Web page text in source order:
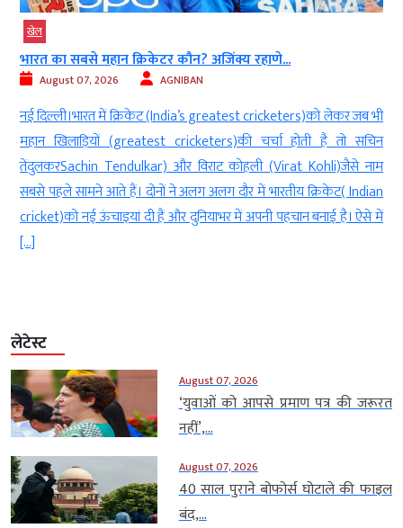
खेल
भारत का सबसे महान क्रिकेटर कौन? अजिंक्य रहाणे...
August 07, 2026 AGNIBAN
नई दिल्ली।भारत में क्रिकेट (India’s greatest cricketers)को लेकर जब भी
महान खिलाड़ियों (greatest cricketers)की चर्चा होती है तो सचिन
तेंदुलकरSachin Tendulkar) और विराट कोहली (Virat Kohli)जैसे नाम
सबसे पहले सामने आते हैं। दोनों ने अलग अलग दौर में भारतीय क्रिकेट( Indian
cricket)को नई ऊंचाइयां दी हैं और दुनियाभर में अपनी पहचान बनाई है। ऐसे में
[…]
लेटेस्ट
August 07, 2026
‘युवाओं को आपसे प्रमाण पत्र की जरूरत
नहीं’,...
August 07, 2026
40 साल पुराने बोफोर्स घोटाले की फाइल
बंद,...